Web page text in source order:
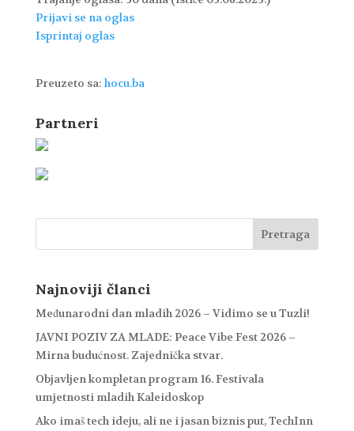
Prijavi se na oglas
Isprintaj oglas
Preuzeto sa:hocu.ba
Partneri
Najnoviji članci
Međunarodni dan mladih 2026 – Vidimo se u Tuzli!
JAVNI POZIV ZA MLADE: Peace Vibe Fest 2026 –
Mirna budućnost. Zajednička stvar.
Objavljen kompletan program 16. Festivala
umjetnosti mladih Kaleidoskop
Ako imaš tech ideju, ali ne i jasan biznis put, TechInn